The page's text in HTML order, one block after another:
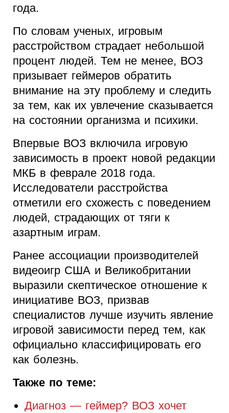
года.
По словам ученых, игровым
расстройством страдает небольшой
процент людей. Тем не менее, ВОЗ
призывает геймеров обратить
внимание на эту проблему и следить
за тем, как их увлечение сказывается
на состоянии организма и психики.
Впервые ВОЗ включила игровую
зависимость в проект новой редакции
МКБ в феврале 2018 года.
Исследователи расстройства
отметили его схожесть с поведением
людей, страдающих от тяги к
азартным играм.
Ранее ассоциации производителей
видеоигр США и Великобритании
выразили скептическое отношение к
инициативе ВОЗ, призвав
специалистов лучше изучить явление
игровой зависимости перед тем, как
официально классифицировать его
как болезнь.
Также по теме:
Диагноз — геймер? ВОЗ хочет